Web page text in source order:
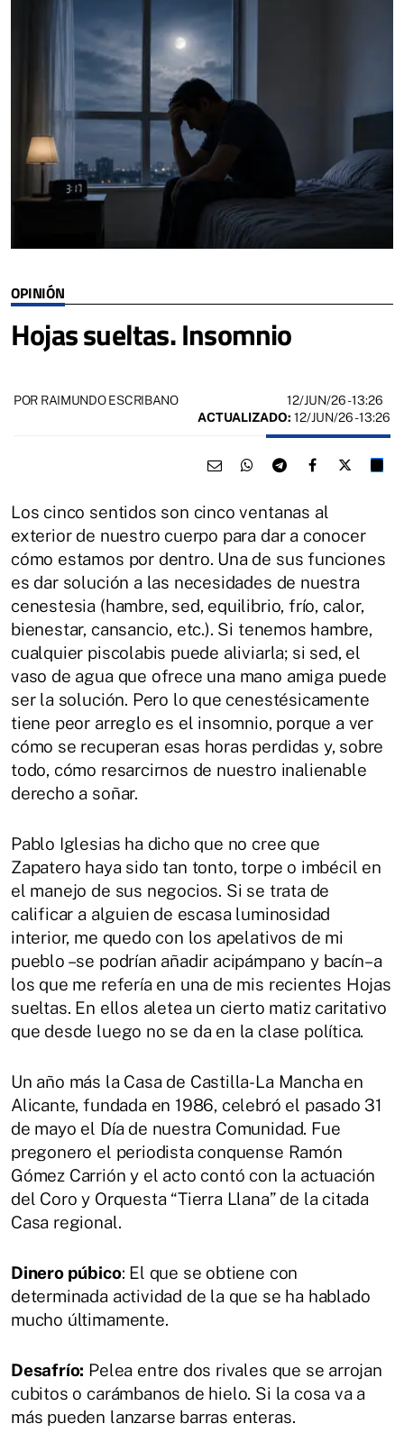
OPINIÓN
Hojas sueltas. Insomnio
POR RAIMUNDO ESCRIBANO 12/JUN/26- 13:26
ACTUALIZADO: 12/JUN/26 - 13:26
Los cinco sentidos son cinco ventanas al
exterior de nuestro cuerpo para dar a conocer
cómo estamos por dentro. Una de sus funciones
es dar solución a las necesidades de nuestra
cenestesia (hambre, sed, equilibrio, frío, calor,
bienestar, cansancio, etc.). Si tenemos hambre,
cualquier piscolabis puede aliviarla; si sed, el
vaso de agua que ofrece una mano amiga puede
ser la solución. Pero lo que cenestésicamente
tiene peor arreglo es el insomnio, porque a ver
cómo se recuperan esas horas perdidas y, sobre
todo, cómo resarcirnos de nuestro inalienable
derecho a soñar.
Pablo Iglesias ha dicho que no cree que
Zapatero haya sido tan tonto, torpe o imbécil en
el manejo de sus negocios. Si se trata de
calificar a alguien de escasa luminosidad
interior, me quedo con los apelativos de mi
pueblo –se podrían añadir acipámpano y bacín– a
los que me refería en una de mis recientes Hojas
sueltas. En ellos aletea un cierto matiz caritativo
que desde luego no se da en la clase política.
Un año más la Casa de Castilla-La Mancha en
Alicante, fundada en 1986, celebró el pasado 31
de mayo el Día de nuestra Comunidad. Fue
pregonero el periodista conquense Ramón
Gómez Carrión y el acto contó con la actuación
del Coro y Orquesta “Tierra Llana” de la citada
Casa regional.
Dinero púbico: El que se obtiene con
determinada actividad de la que se ha hablado
mucho últimamente.
Desafrío: Pelea entre dos rivales que se arrojan
cubitos o carámbanos de hielo. Si la cosa va a
más pueden lanzarse barras enteras.